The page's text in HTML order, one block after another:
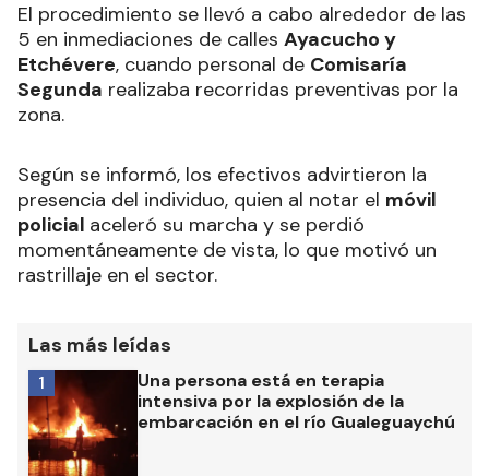
El procedimiento se llevó a cabo alrededor de las
5 en inmediaciones de calles Ayacucho y
Etchévere, cuando personal de Comisaría
Segunda realizaba recorridas preventivas por la
zona.
Según se informó, los efectivos advirtieron la
presencia del individuo, quien al notar el móvil
policial aceleró su marcha y se perdió
momentáneamente de vista, lo que motivó un
rastrillaje en el sector.
Las más leídas
Una persona está en terapia
intensiva por la explosión de la
embarcación en el río Gualeguaychú
1